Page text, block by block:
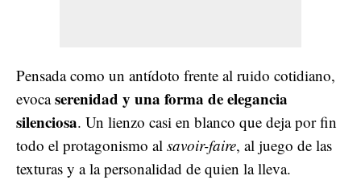
Pensada como un antídoto frente al ruido cotidiano,
evocaserenidad y una forma de elegancia
silenciosa. Un lienzo casi en blanco que deja por fin
todo el protagonismo al savoir-faire, al juego de las
texturas y a la personalidad de quien la lleva.